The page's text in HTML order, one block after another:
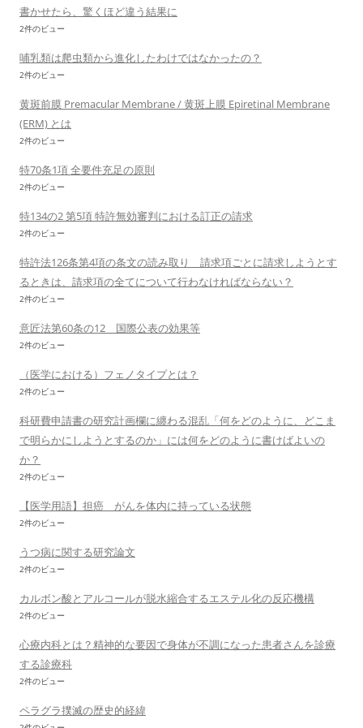
書かせたら、驚くほど違う結果に
2件のビュー
哺乳類は爬虫類から進化したわけではなかったの？
2件のビュー
黄斑前膜 Premacular Membrane / 黄斑上膜 Epiretinal Membrane
(ERM) とは
2件のビュー
特70条1項 全要件充足の原則
2件のビュー
特134の2 第5項 特許無効審判における訂正の請求
2件のビュー
特許法126条第4項の条文の読み取り 請求項ごとに請求しようとす
るときは、請求項の全てについて行わなければならない？
2件のビュー
意匠法第60条の12 国際公表の効果等
2件のビュー
（医学における）フェノタイプとは？
2件のビュー
科研費申請書の研究計画欄に纏わる混乱「何をどのように、どこま
で明らかにしようとするのか」には何をどのように書けばよいの
か？
2件のビュー
【医学用語】担癌 がんを体内に持っている状態
2件のビュー
うつ病に関する研究論文
2件のビュー
カルボン酸とアルコールが脱水縮合するエステル化の反応機構
2件のビュー
心療内科とは？精神的な要因で身体が不調になった患者さんを診療
する診療科
2件のビュー
ペラグラ撲滅の歴史的経緯